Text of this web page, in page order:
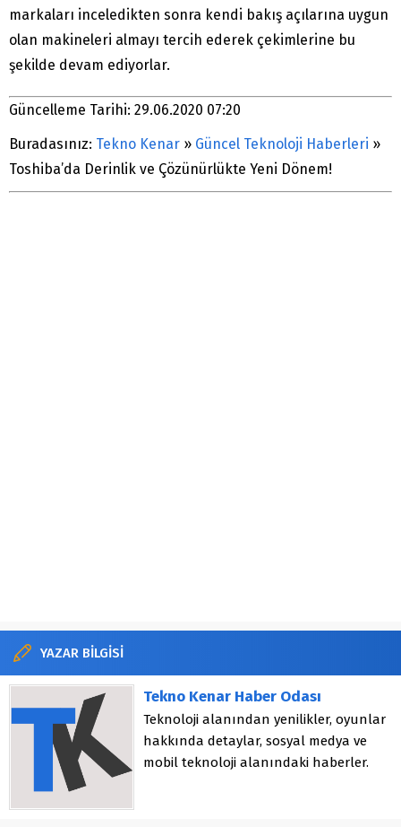
markaları inceledikten sonra kendi bakış açılarına uygun
olan makineleri almayı tercih ederek çekimlerine bu
şekilde devam ediyorlar.
Güncelleme Tarihi: 29.06.2020 07:20
Buradasınız: Tekno Kenar » Güncel Teknoloji Haberleri »
Toshiba’da Derinlik ve Çözünürlükte Yeni Dönem!
YAZAR BİLGİSİ
Tekno Kenar Haber Odası
Teknoloji alanından yenilikler, oyunlar
hakkında detaylar, sosyal medya ve
mobil teknoloji alanındaki haberler.